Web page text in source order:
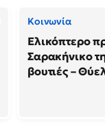
Κοινωνία
Ελικόπτερο
Σαρακήνικο
βουτιές –